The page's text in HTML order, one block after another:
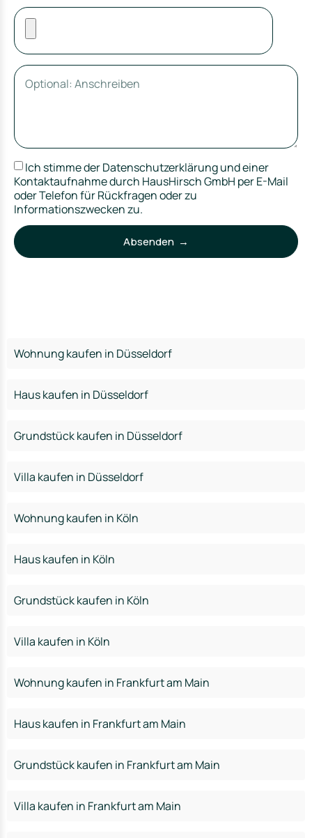
Ich stimme der Datenschutzerklärung und einer
Kontaktaufnahme durch HausHirsch GmbH per E-Mail
oder Telefon für Rückfragen oder zu
Informationszwecken zu.
Absenden →
Wohnung kaufen in Düsseldorf
Haus kaufen in Düsseldorf
Grundstück kaufen in Düsseldorf
Villa kaufen in Düsseldorf
Wohnung kaufen in Köln
Haus kaufen in Köln
Grundstück kaufen in Köln
Villa kaufen in Köln
Wohnung kaufen in Frankfurt am Main
Haus kaufen in Frankfurt am Main
Grundstück kaufen in Frankfurt am Main
Villa kaufen in Frankfurt am Main